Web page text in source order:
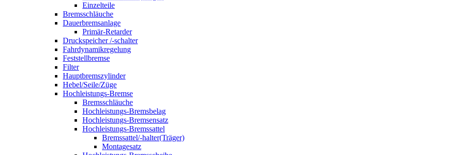
Einzelteile
Bremsschläuche
Dauerbremsanlage
Primär-Retarder
Druckspeicher /-schalter
Fahrdynamikregelung
Feststellbremse
Filter
Hauptbremszylinder
Hebel/Seile/Züge
Hochleistungs-Bremse
Bremsschläuche
Hochleistungs-Bremsbelag
Hochleistungs-Bremsensatz
Hochleistungs-Bremssattel
Bremssattel/-halter(Träger)
Montagesatz